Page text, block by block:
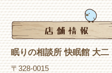
眠りの相談所 快眠館 大二
〒328-0015